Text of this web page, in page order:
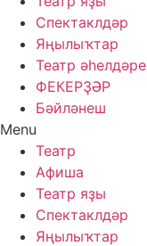
Спектаклдәр
Яңылыҡтар
Театр әһелдәре
ФЕКЕРҘӘР
Бәйләнеш
Menu
Театр
Афиша
Театр яҙы
Спектаклдәр
Яңылыҡтар